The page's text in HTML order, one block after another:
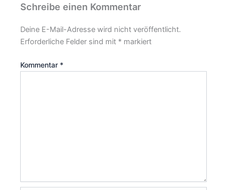
Schreibe einen Kommentar
Deine E-Mail-Adresse wird nicht veröffentlicht.
Erforderliche Felder sind mit * markiert
Kommentar *